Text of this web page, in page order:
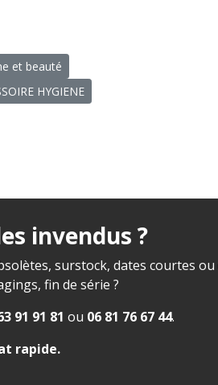
et beauté
HYGIENE
invendus ?
surstock, dates courtes ou
fin de série ?
91 91 81 ou 06 81 76 67 44.
rapide.